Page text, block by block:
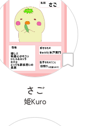
さご
姫Kuro